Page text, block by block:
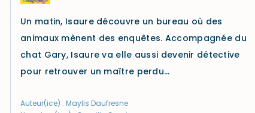
Un matin, Isaure découvre un bureau où des
animaux mènent des enquêtes. Accompagnée du
chat Gary, Isaure va elle aussi devenir détective
pour retrouver un maître perdu…
Auteur(ice) : Maylis Daufresne